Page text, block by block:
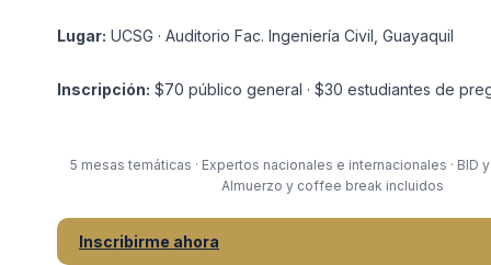
Lugar: UCSG · Auditorio Fac. Ingeniería Civil, Guayaquil
Inscripción: $70 público general · $30 estudiantes de
5 mesas temáticas · Expertos nacionales e internacionales · BID
Almuerzo y coffee break incluidos
Inscribirme ahora